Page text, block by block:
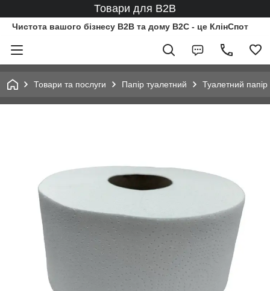
Товари для B2B
Чистота вашого бізнесу B2B та дому B2C - це КлінСпот
Товари та послуги Папір туалетний Туалетний